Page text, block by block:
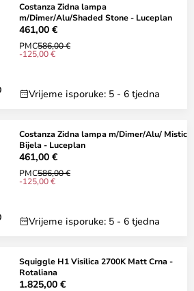
Costanza Zidna lampa
m/Dimer/Alu/Shaded Stone - Luceplan
461,00 €
PMC586,00 €
-125,00 €
Vrijeme isporuke: 5 - 6 tjedna
Costanza Zidna lampa m/Dimer/Alu/ Mistic
Bijela - Luceplan
461,00 €
PMC586,00 €
-125,00 €
Vrijeme isporuke: 5 - 6 tjedna
Squiggle H1 Visilica 2700K Matt Crna -
Rotaliana
1.825,00 €